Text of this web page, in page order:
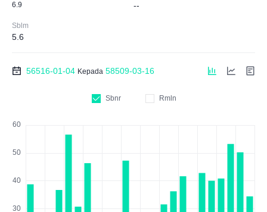
6.9
--
Sblm
5.6
56516-01-04 Kepada 58509-03-16
Sbnr Rmln